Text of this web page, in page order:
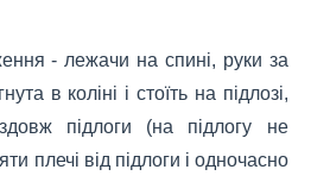
- лежачи на спині, руки за
в коліні і стоїть на підлозі,
підлоги (на підлогу не
плечі від підлоги і одночасно